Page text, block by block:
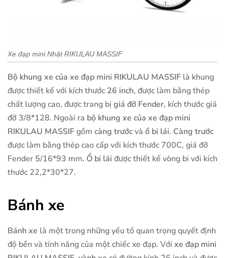
Xe đạp mini Nhật RIKULAU MASSIF
Bộ khung xe của xe đạp mini RIKULAU MASSIF là khung
được thiết kế với kích thước 26 inch, được làm bằng thép
chất lượng cao, được trang bị giá đỡ Fender, kích thước giá
đỡ 3/8*128. Ngoài ra bộ khung xe của xe đạp mini
RIKULAU MASSIFgồm càng trướcvà ổ bi lái. Càng trước
được làm bằng thép cao cấp với kích thước 700C, giá đỡ
Fender 5/16*93 mm. Ổ bi lái được thiết kế vòng bi với kích
thước 22,2*30*27.
Bánh xe
Bánh xe là một trong những yếu tố quan trọng quyết định
độ bền và tính năng của một chiếc xe đạp. Với xe đạp mini